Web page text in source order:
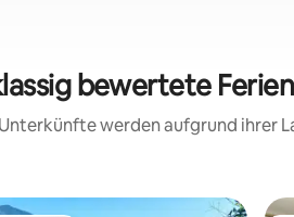
bewertete
werden aufgrund